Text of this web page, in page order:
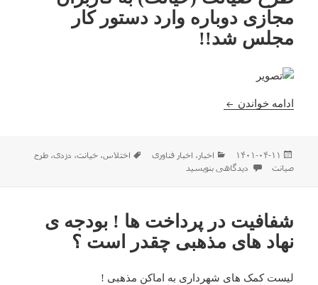
مجازی دوباره وارد دستور کار
مجلس شد!!
ادامه خواندن طرح صیانت (خیانت) به کاربران مجازی دوباره
ارسال
شده
۱۴۰۱-۰۴-۱۱ دسته‌ها
اخبار ، اخبار فناوری برچسب‌ها
اختلاس،خیانت، دزدی،طرح
صیانت
برای طرح صیانت (خیانت) به کاربران مجازی دوباره وارد دستور کار مجلس
دیدگاهی بنویسید
شفافیت در پرداخت ها ! بودجه ی
نهاد های مذهبی چقدر است ؟‌
لیست کمک های شهرداری به اماکن مذهبی !